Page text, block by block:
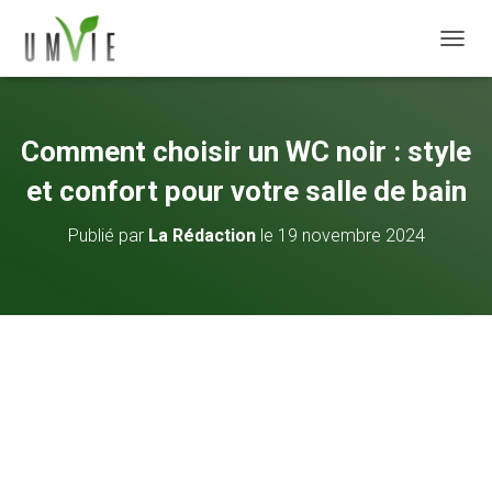
Comment choisir un WC noir : style
et confort pour votre salle de bain
Publié par La Rédactionle 19 novembre 2024